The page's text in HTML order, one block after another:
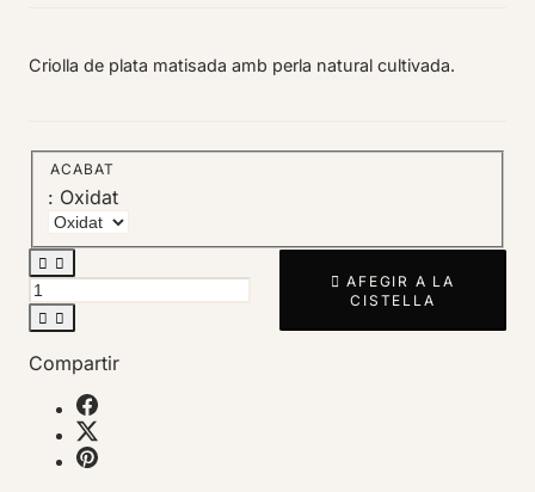
Criolla de plata matisada amb perla natural cultivada.
ACABAT
: Oxidat
 
 
 AFEGIR A LA
CISTELLA
Compartir